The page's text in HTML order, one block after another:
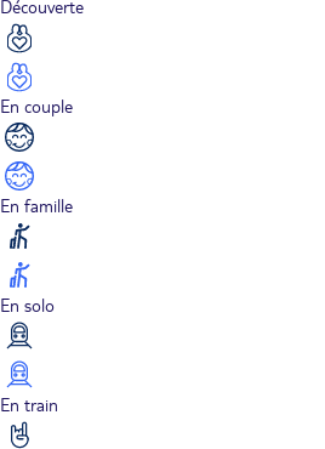
Découverte
En couple
En famille
En solo
En train